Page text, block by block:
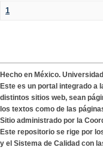
1
Hecho en México.
Este es un portal integrado a
distintos sitios web, sean
los textos como de las
Sitio administrado por la
Este repositorio se rige por
y el Sistema de Calidad con